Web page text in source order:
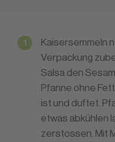
Kaisersemmeln
Verpackung
Salsa den
Pfanne ohne
ist und duftet.
etwas abkühlen
zerstossen. Mit